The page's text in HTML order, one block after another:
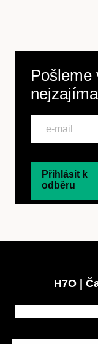
Pošleme
Přihlásit k
odběru
H7O |